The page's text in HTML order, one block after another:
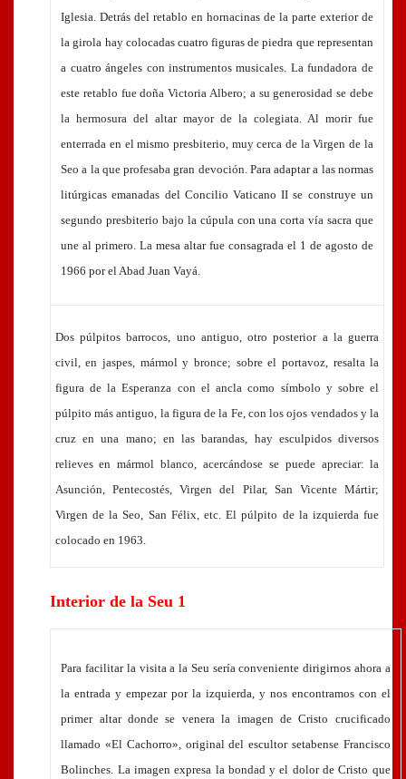
Iglesia. Detrás del retablo en hornacinas de la parte exterior de
la girola hay colocadas cuatro figuras de piedra que representan
a cuatro ángeles con instrumentos musicales. La fundadora de
este retablo fue doña Victoria Albero; a su generosidad se debe
la hermosura del altar mayor de la colegiata. Al morir fue
enterrada en el mismo presbiterio, muy cerca de la Virgen de la
Seo a la que profesaba gran devoción. Para adaptar a las normas
litúrgicas emanadas del Concilio Vaticano II se construye un
segundo presbiterio bajo la cúpula con una corta vía sacra que
une al primero. La mesa altar fue consagrada el 1 de agosto de
1966 por el Abad Juan Vayá.
Dos púlpitos barrocos, uno antiguo, otro posterior a la guerra
civil, en jaspes, mármol y bronce; sobre el portavoz, resalta la
figura de la Esperanza con el ancla como símbolo y sobre el
púlpito más antiguo, la figura de la Fe, con los ojos vendados y la
cruz en una mano; en las barandas, hay esculpidos diversos
relieves en mármol blanco, acercándose se puede apreciar: la
Asunción, Pentecostés, Virgen del Pilar, San Vicente Mártir;
Virgen de la Seo, San Félix, etc. El púlpito de la izquierda fue
colocado en 1963.
Interior de la Seu 1
Para facilitar la visita a la Seu sería conveniente dirigirnos ahora a
la entrada y empezar por la izquierda, y nos encontramos con el
primer altar donde se venera la imagen de Cristo crucificado
llamado «El Cachorro», original del escultor setabense Francisco
Bolinches. La imagen expresa la bondad y el dolor de Cristo que